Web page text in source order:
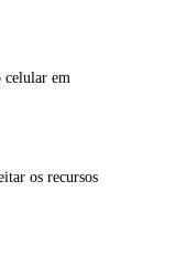
celular em
os recursos